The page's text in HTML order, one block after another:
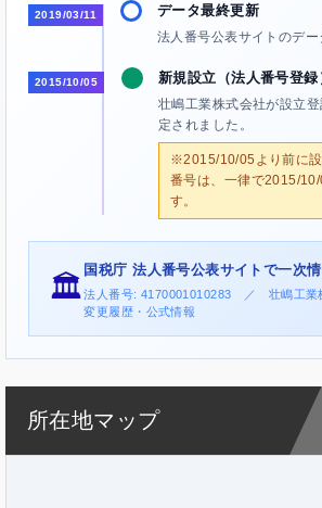
2019/03/11 データ最終更新
法人番号公表サイトのデー
2015/10/05 新規設立（法人番号登録
壮嶋工業株式会社が設立
定されました。
※2015/10/05より前に
番号は、一律で2015/
す。
🏛️
国税庁 法人番号公表サイトで一次
法人番号: 4170001010283 ／ 壮嶋工業
変更履歴・公式情報
所在地マップ